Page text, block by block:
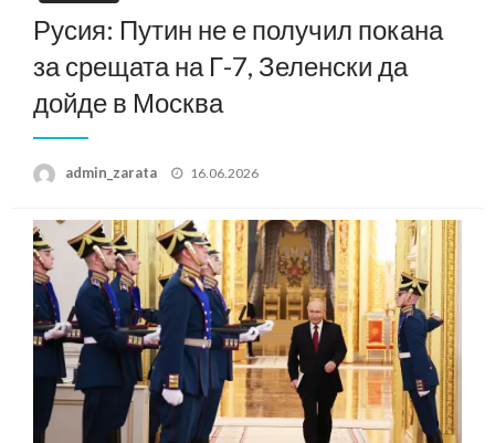
Русия: Путин не е получил покана
за срещата на Г-7, Зеленски да
дойде в Москва
admin_zarata
Posted
16.06.2026